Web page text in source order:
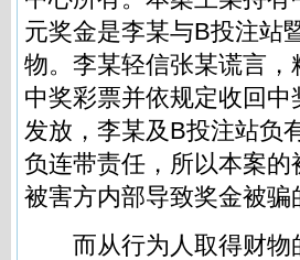
元奖金是李某与B投注站
物。李某轻信张某谎言
中奖彩票并依规定收回
发放，李某及B投注站负
负连带责任，所以本案
被害方内部导致奖金被骗
而从行为人取得财物